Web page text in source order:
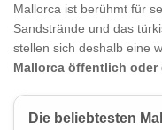
Mallorca ist berühmt für
Sandstrände und das
stellen sich deshalb eine
Mallorca öffentlich
Die beliebtesten